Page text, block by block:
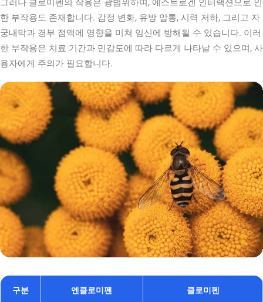
그러나 클로미펜의 작용은 광범위하며, 에스트로겐 인터랙션으로 인
한 부작용도 존재합니다. 감정 변화, 유방 압통, 시력 저하, 그리고 자
궁내막과 경부 점액에 영향을 미쳐 임신에 방해될 수 있습니다. 이러
한 부작용은 치료 기간과 민감도에 따라 다르게 나타날 수 있으며, 사
용자에게 주의가 필요합니다.
구분 엔클로미펜 클로미펜